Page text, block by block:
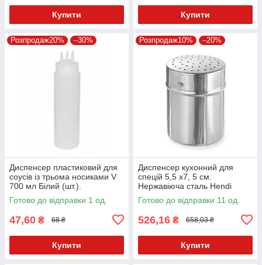
Купити Купити
Розпродаж20% –30%
Диспенсер пластиковий для
соусів із трьома носиками V
700 мл Білий (шт.).
Готово до відправки 1 од.
47,60 ₴ 68 ₴
Купити
Розпродаж10% –20%
Диспенсер кухонний для
спецій 5,5 х7, 5 см.
Нержавіюча сталь Hendi
Готово до відправки 11 од.
526,16 ₴ 658,03 ₴
Купити